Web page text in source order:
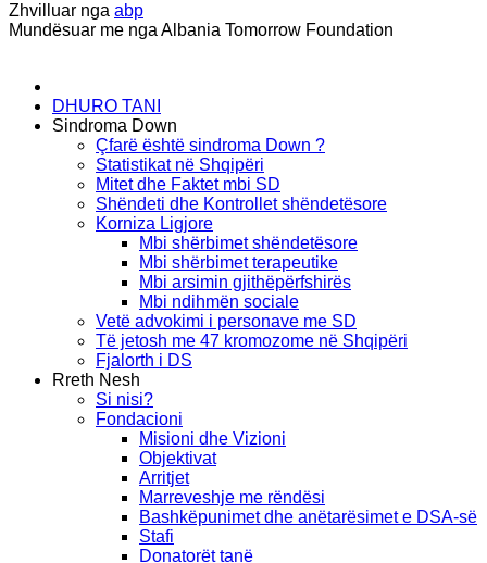
Zhvilluar nga abp
Mundësuar me nga Albania Tomorrow Foundation
DHURO TANI
Sindroma Down
Çfarë është sindroma Down ?
Statistikat në Shqipëri
Mitet dhe Faktet mbi SD
Shëndeti dhe Kontrollet shëndetësore
Korniza Ligjore
Mbi shërbimet shëndetësore
Mbi shërbimet terapeutike
Mbi arsimin gjithëpërfshirës
Mbi ndihmën sociale
Vetë advokimi i personave me SD
Të jetosh me 47 kromozome në Shqipëri
Fjalorth i DS
Rreth Nesh
Si nisi?
Fondacioni
Misioni dhe Vizioni
Objektivat
Arritjet
Marreveshje me rëndësi
Bashkëpunimet dhe anëtarësimet e DSA-së
Stafi
Donatorët tanë